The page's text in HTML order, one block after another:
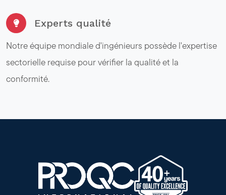
Experts qualité
Notre équipe mondiale d'ingénieurs possède l'expertise
sectorielle requise pour vérifier la qualité et la
conformité.